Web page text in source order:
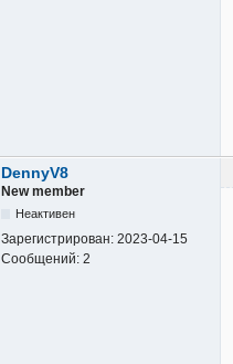
DennyV8
New member
Неактивен
Зарегистрирован: 2023-04-15
Сообщений: 2